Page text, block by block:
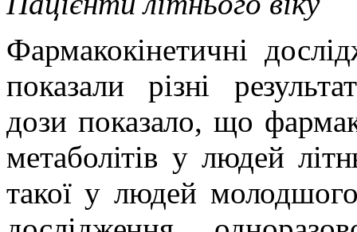
Фармакокінетичні
показали різні
дози показало, що
метаболітів у людей
такої у людей